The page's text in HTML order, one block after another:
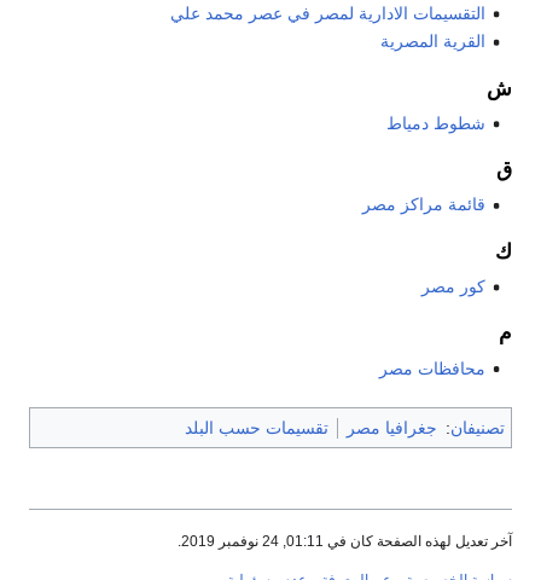
التقسيمات الادارية لمصر في عصر محمد علي
القرية المصرية
ش
شطوط دمياط
ق
قائمة مراكز مصر
ك
كور مصر
م
محافظات مصر
تصنيفان: جغرافيا مصر تقسيمات حسب البلد
آخر تعديل لهذه الصفحة كان في 01:11, 24 نوفمبر 2019.